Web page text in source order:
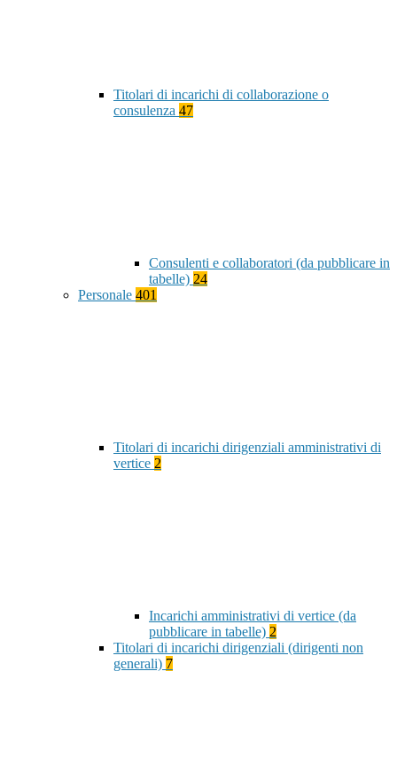
Titolari di incarichi di collaborazione o
consulenza 47
Consulenti e collaboratori (da pubblicare in
tabelle) 24
Personale 401
Titolari di incarichi dirigenziali amministrativi di
vertice 2
Incarichi amministrativi di vertice (da
pubblicare in tabelle) 2
Titolari di incarichi dirigenziali (dirigenti non
generali) 7